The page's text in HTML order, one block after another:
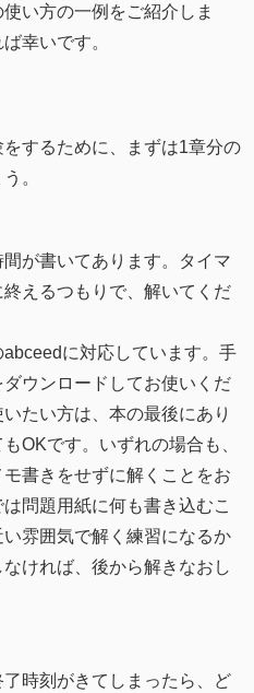
い方の一例をご紹介しま
幸いです。
するために、まずは1章分の
。
が書いてあります。タイマ
えるつもりで、解いてくだ
に対応しています。手
ウンロードしてお使いくだ
たい方は、本の最後にあり
OKです。いずれの場合も、
書きをせずに解くことをお
問題用紙に何も書き込むこ
雰囲気で解く練習になるか
ければ、後から解きなおし
時刻がきてしまったら、ど